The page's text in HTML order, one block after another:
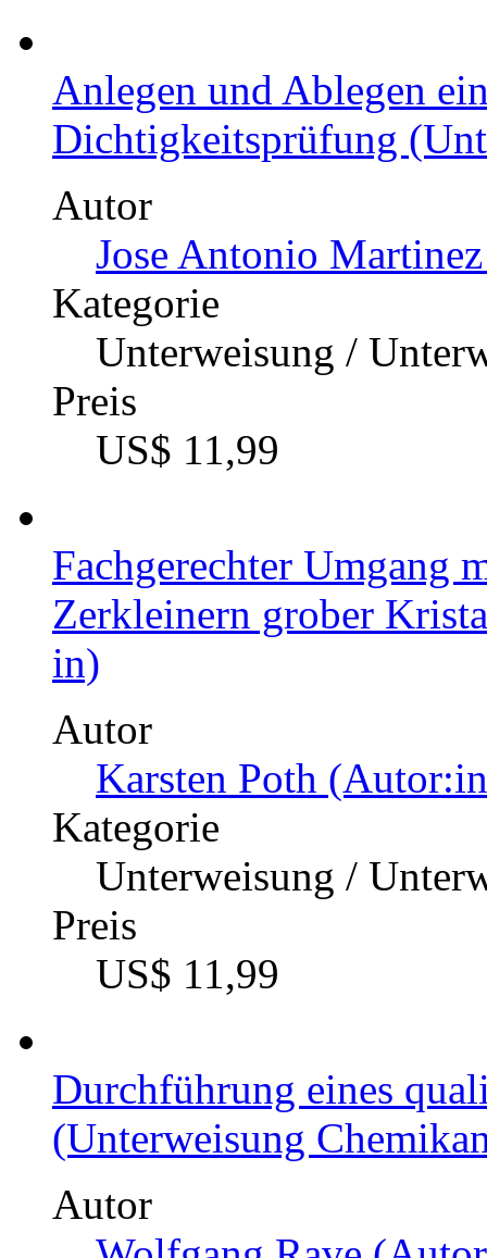
Anlegen und Ablegen
Dichtigkeitsprüfung
Autor
Jose Antonio
Kategorie
Unterweisung /
Preis
US$ 11,99
Fachgerechter Umgang
Zerkleinern grober
in)
Autor
Karsten Poth
Kategorie
Unterweisung /
Preis
US$ 11,99
Durchführung eines
(Unterweisung
Autor